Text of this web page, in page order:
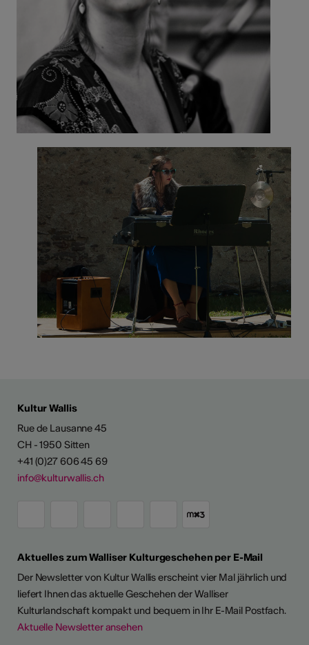
Kultur Wallis
Rue de Lausanne 45
CH - 1950 Sitten
+41 (0)27 606 45 69
info@kulturwallis.ch
Aktuelles zum Walliser Kulturgeschehen per E-Mail
Der Newsletter von Kultur Wallis erscheint vier Mal jährlich und
liefert Ihnen das aktuelle Geschehen der Walliser
Kulturlandschaft kompakt und bequem in Ihr E-Mail Postfach.
Aktuelle Newsletter ansehen